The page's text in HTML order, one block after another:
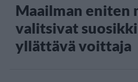
Maailman eniten
valitsivat
yllättävä voittaja